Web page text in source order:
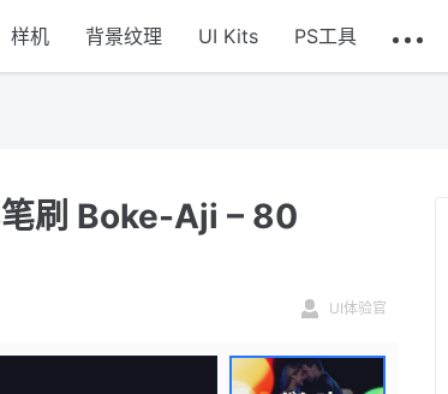
样机 背景纹理 UI Kits PS工具
刷 Boke-Aji – 80
UI体验官